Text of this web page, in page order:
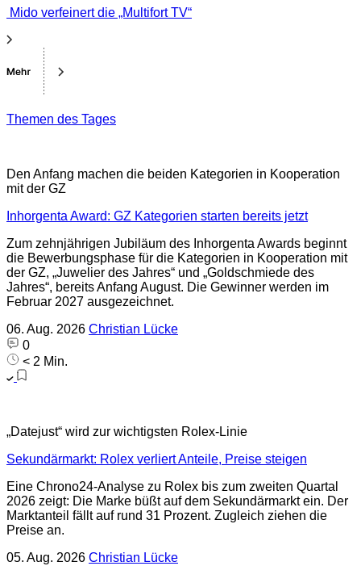
Mido verfeinert die „Multifort TV“
Themen des Tages
Den Anfang machen die beiden Kategorien in Kooperation
mit der GZ
Inhorgenta Award: GZ Kategorien starten bereits jetzt
Zum zehnjährigen Jubiläum des Inhorgenta Awards beginnt
die Bewerbungsphase für die Kategorien in Kooperation mit
der GZ, „Juwelier des Jahres“ und „Goldschmiede des
Jahres“, bereits Anfang August. Die Gewinner werden im
Februar 2027 ausgezeichnet.
06. Aug. 2026 Christian Lücke
0
< 2 Min.
„Datejust“ wird zur wichtigsten Rolex-Linie
Sekundärmarkt: Rolex verliert Anteile, Preise steigen
Eine Chrono24-Analyse zu Rolex bis zum zweiten Quartal
2026 zeigt: Die Marke büßt auf dem Sekundärmarkt ein. Der
Marktanteil fällt auf rund 31 Prozent. Zugleich ziehen die
Preise an.
05. Aug. 2026 Christian Lücke